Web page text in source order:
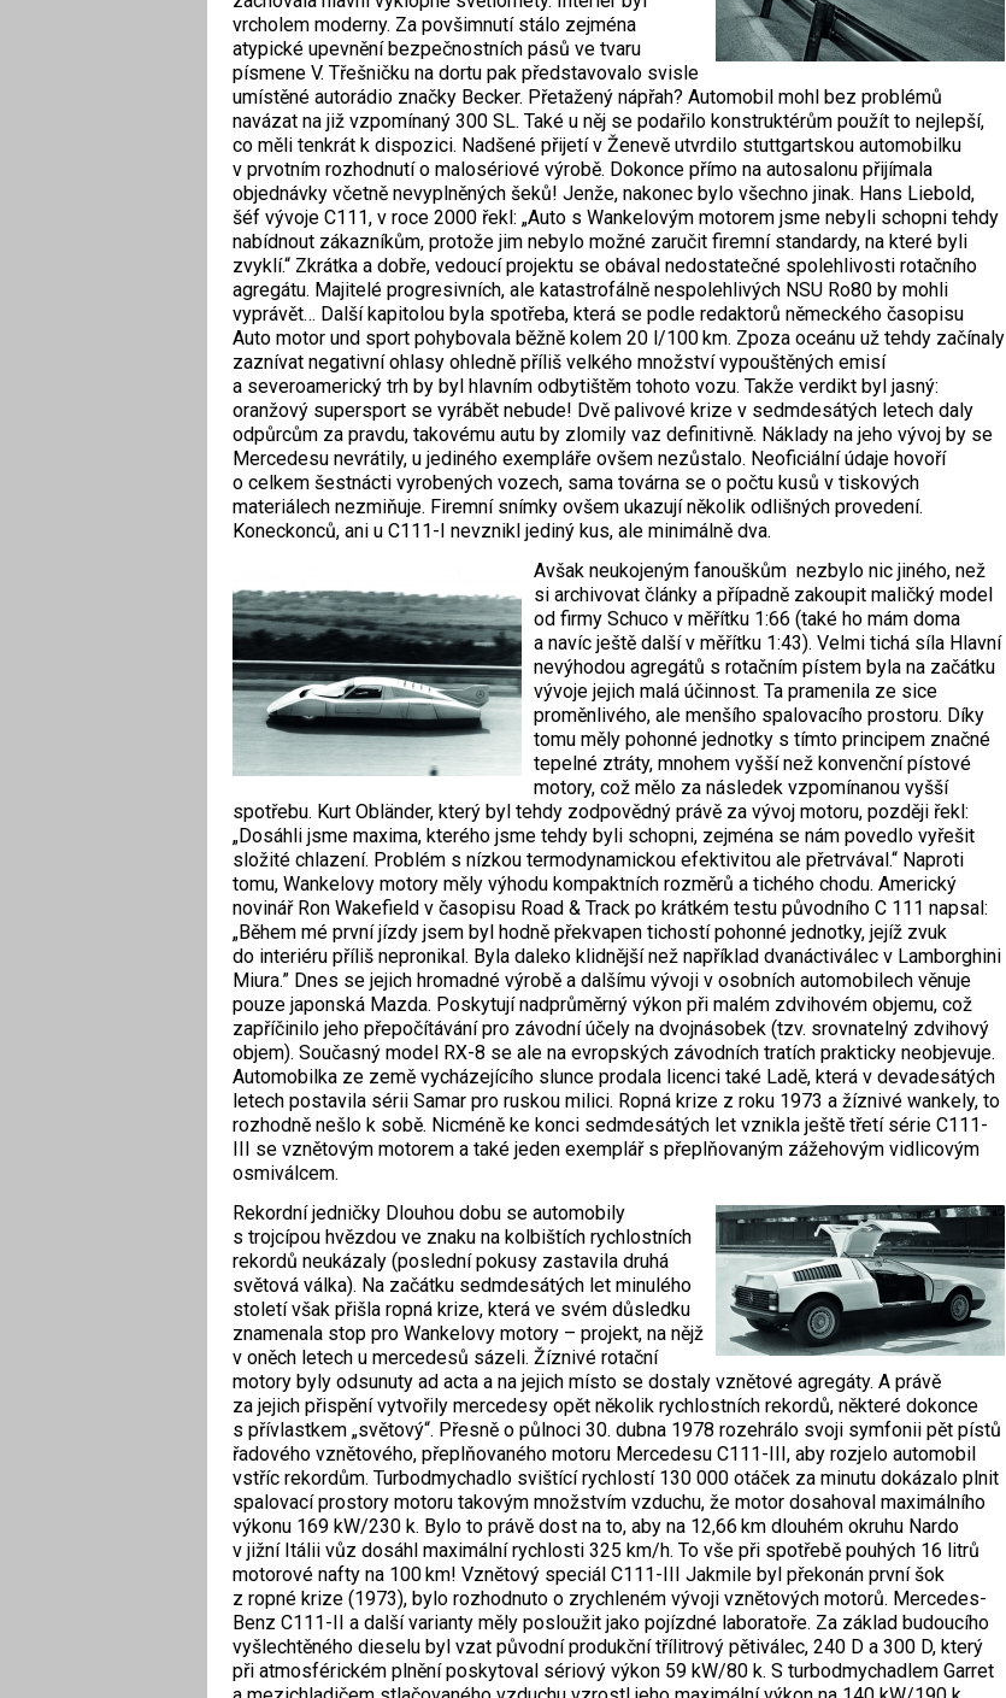
vrcholem moderny. Za povšimnutí stálo zejména
atypické upevnění bezpečnostních pásů ve tvaru
písmene V. Třešničku na dortu pak představovalo svisle
umístěné autorádio značky Becker. Přetažený nápřah? Automobil mohl bez problémů
navázat na již vzpomínaný 300 SL. Také u něj se podařilo konstruktérům použít to nejlepší,
co měli tenkrát k dispozici. Nadšené přijetí v Ženevě utvrdilo stuttgartskou automobilku
v prvotním rozhodnutí o malosériové výrobě. Dokonce přímo na autosalonu přijímala
objednávky včetně nevyplněných šeků! Jenže, nakonec bylo všechno jinak. Hans Liebold,
šéf vývoje C111, v roce 2000 řekl: „Auto s Wankelovým motorem jsme nebyli schopni tehdy
nabídnout zákazníkům, protože jim nebylo možné zaručit firemní standardy, na které byli
zvyklí.“ Zkrátka a dobře, vedoucí projektu se obával nedostatečné spolehlivosti rotačního
agregátu. Majitelé progresivních, ale katastrofálně nespolehlivých NSU Ro80 by mohli
vyprávět… Další kapitolou byla spotřeba, která se podle redaktorů německého časopisu
Auto motor und sport pohybovala běžně kolem 20 l/100 km. Zpoza oceánu už tehdy začínaly
zaznívat negativní ohlasy ohledně příliš velkého množství vypouštěných emisí
a severoamerický trh by byl hlavním odbytištěm tohoto vozu. Takže verdikt byl jasný:
oranžový supersport se vyrábět nebude! Dvě palivové krize v sedmdesátých letech daly
odpůrcům za pravdu, takovému autu by zlomily vaz definitivně. Náklady na jeho vývoj by se
Mercedesu nevrátily, u jediného exempláře ovšem nezůstalo. Neoficiální údaje hovoří
o celkem šestnácti vyrobených vozech, sama továrna se o počtu kusů v tiskových
materiálech nezmiňuje. Firemní snímky ovšem ukazují několik odlišných provedení.
Koneckonců, ani u C111-I nevznikl jediný kus, ale minimálně dva.
Avšak neukojeným fanouškům nezbylo nic jiného, než
si archivovat články a případně zakoupit maličký model
od firmy Schuco v měřítku 1:66 (také ho mám doma
a navíc ještě další v měřítku 1:43). Velmi tichá síla Hlavní
nevýhodou agregátů s rotačním pístem byla na začátku
vývoje jejich malá účinnost. Ta pramenila ze sice
proměnlivého, ale menšího spalovacího prostoru. Díky
tomu měly pohonné jednotky s tímto principem značné
tepelné ztráty, mnohem vyšší než konvenční pístové
motory, což mělo za následek vzpomínanou vyšší
spotřebu. Kurt Obländer, který byl tehdy zodpovědný právě za vývoj motoru, později řekl:
„Dosáhli jsme maxima, kterého jsme tehdy byli schopni, zejména se nám povedlo vyřešit
složité chlazení. Problém s nízkou termodynamickou efektivitou ale přetrvával.“ Naproti
tomu, Wankelovy motory měly výhodu kompaktních rozměrů a tichého chodu. Americký
novinář Ron Wakefield v časopisu Road & Track po krátkém testu původního C 111 napsal:
„Během mé první jízdy jsem byl hodně překvapen tichostí pohonné jednotky, jejíž zvuk
do interiéru příliš nepronikal. Byla daleko klidnější než například dvanáctiválec v Lamborghini
Miura.” Dnes se jejich hromadné výrobě a dalšímu vývoji v osobních automobilech věnuje
pouze japonská Mazda. Poskytují nadprůměrný výkon při malém zdvihovém objemu, což
zapříčinilo jeho přepočítávání pro závodní účely na dvojnásobek (tzv. srovnatelný zdvihový
objem). Současný model RX-8 se ale na evropských závodních tratích prakticky neobjevuje.
Automobilka ze země vycházejícího slunce prodala licenci také Ladě, která v devadesátých
letech postavila sérii Samar pro ruskou milici. Ropná krize z roku 1973 a žíznivé wankely, to
rozhodně nešlo k sobě. Nicméně ke konci sedmdesátých let vznikla ještě třetí série C111-
III se vznětovým motorem a také jeden exemplář s přeplňovaným zážehovým vidlicovým
osmiválcem.
Rekordní jedničky Dlouhou dobu se automobily
s trojcípou hvězdou ve znaku na kolbištích rychlostních
rekordů neukázaly (poslední pokusy zastavila druhá
světová válka). Na začátku sedmdesátých let minulého
století však přišla ropná krize, která ve svém důsledku
znamenala stop pro Wankelovy motory – projekt, na nějž
v oněch letech u mercedesů sázeli. Žíznivé rotační
motory byly odsunuty ad acta a na jejich místo se dostaly vznětové agregáty. A právě
za jejich přispění vytvořily mercedesy opět několik rychlostních rekordů, některé dokonce
s přívlastkem „světový“. Přesně o půlnoci 30. dubna 1978 rozehrálo svoji symfonii pět pístů
řadového vznětového, přeplňovaného motoru Mercedesu C111-III, aby rozjelo automobil
vstříc rekordům. Turbodmychadlo svištící rychlostí 130 000 otáček za minutu dokázalo plnit
spalovací prostory motoru takovým množstvím vzduchu, že motor dosahoval maximálního
výkonu 169 kW/230 k. Bylo to právě dost na to, aby na 12,66 km dlouhém okruhu Nardo
v jižní Itálii vůz dosáhl maximální rychlosti 325 km/h. To vše při spotřebě pouhých 16 litrů
motorové nafty na 100 km! Vznětový speciál C111-III Jakmile byl překonán první šok
z ropné krize (1973), bylo rozhodnuto o zrychleném vývoji vznětových motorů. Mercedes-
Benz C111-II a další varianty měly posloužit jako pojízdné laboratoře. Za základ budoucího
vyšlechtěného dieselu byl vzat původní produkční třílitrový pětiválec, 240 D a 300 D, který
při atmosférickém plnění poskytoval sériový výkon 59 kW/80 k. S turbodmychadlem Garret